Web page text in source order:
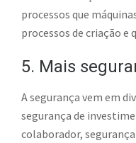
processos que
processos de criação e
5. Mais
A segurança vem em
segurança de
colaborador,